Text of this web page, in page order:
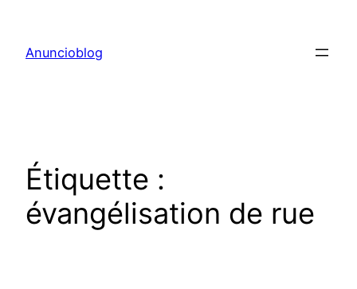
contenu
Anuncioblog
Étiquette :
évangélisation de rue